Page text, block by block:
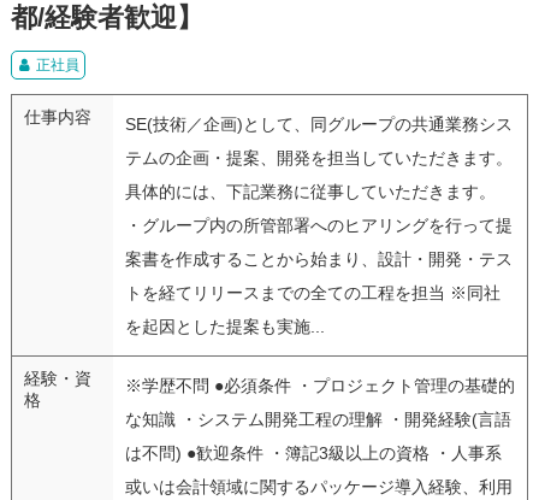
都/経験者歓迎】
正社員
仕事内容
SE(技術／企画)として、同グループの共通業務シス
テムの企画・提案、開発を担当していただきます。
具体的には、下記業務に従事していただきます。
・グループ内の所管部署へのヒアリングを行って提
案書を作成することから始まり、設計・開発・テス
トを経てリリースまでの全ての工程を担当 ※同社
を起因とした提案も実施...
経験・資
格
※学歴不問 ●必須条件 ・プロジェクト管理の基礎的
な知識 ・システム開発工程の理解 ・開発経験(言語
は不問) ●歓迎条件 ・簿記3級以上の資格 ・人事系
或いは会計領域に関するパッケージ導入経験、利用